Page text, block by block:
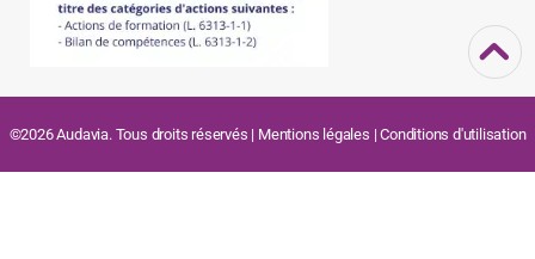
©2026 Audavia. Tous droits réservés | Mentions légales |Conditions d'utilisation